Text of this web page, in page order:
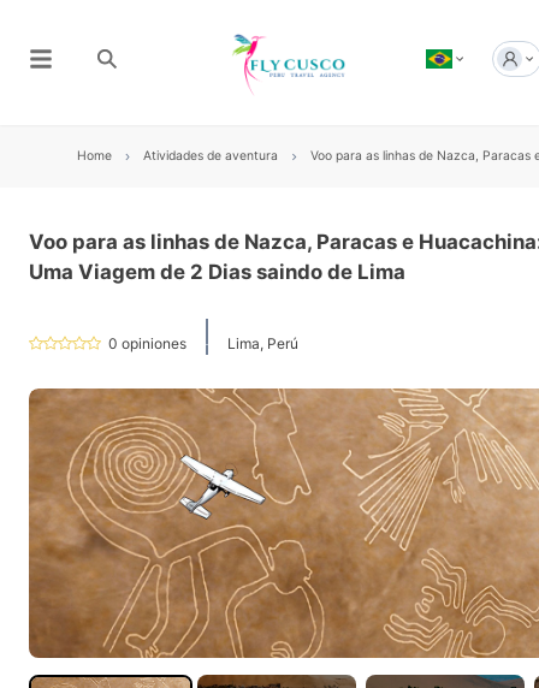
Home Atividades de aventura Voo para as linhas de Nazca, Paracas
Voo para as linhas de Nazca, Paracas e
Uma Viagem de 2 Dias saindo de Lima
0 opiniones Lima, Perú